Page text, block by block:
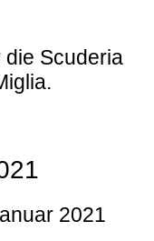
Scuderia
2021